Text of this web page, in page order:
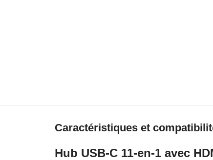
Caractéristiques et
Hub USB-C 11-en-1 avec